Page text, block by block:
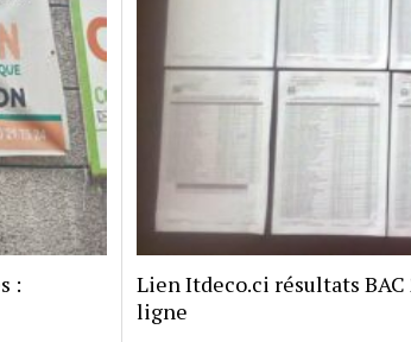
:
Lien Itdeco.ci résultats BAC
ligne